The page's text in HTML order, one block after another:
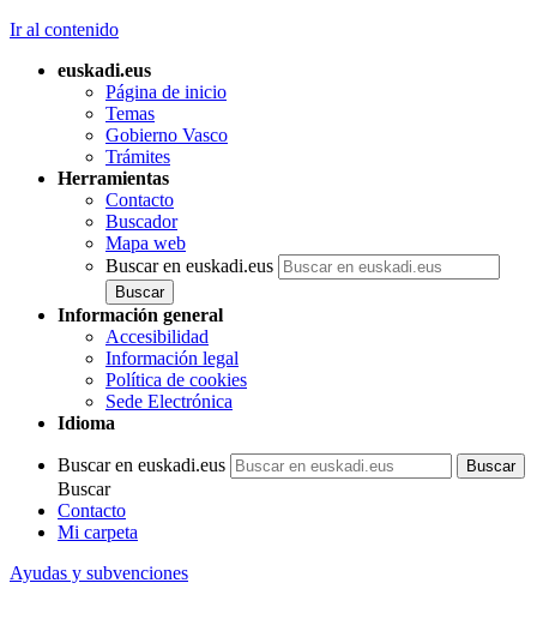
Ir al contenido
euskadi.eus
Página de inicio
Temas
Gobierno Vasco
Trámites
Herramientas
Contacto
Buscador
Mapa web
Buscar en euskadi.eus
Información general
Accesibilidad
Información legal
Política de cookies
Sede Electrónica
Idioma
Buscar en euskadi.eus
Buscar
Contacto
Mi carpeta
Ayudas y subvenciones